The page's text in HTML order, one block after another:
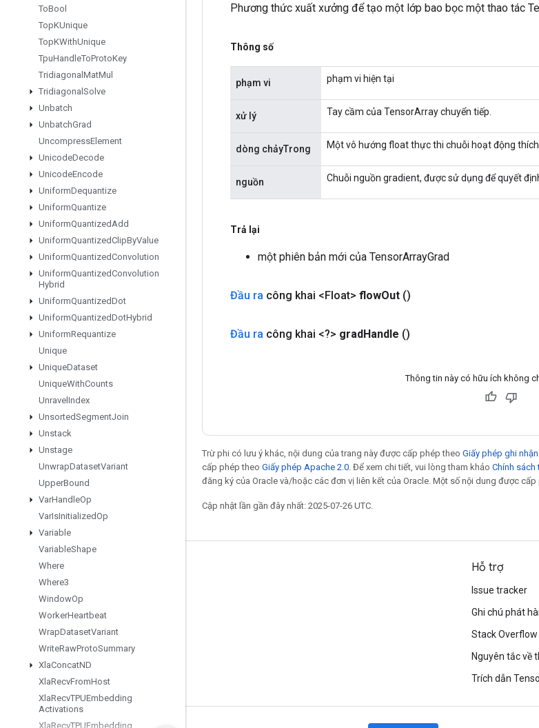
ToBool
TopKUnique
TopKWithUnique
TpuHandleToProtoKey
Tridiagonal MatMul
Tridiagonal Solve
Unbatch
UnbatchGrad
UncompressElement
UnicodeDecode
UnicodeEncode
UniformDequantize
UniformQuantize
UniformQuantizedAdd
UniformQuantizedClipByValue
UniformQuantizedConvolution
UniformQuantizedConvolution
Hybrid
UniformQuantizedDot
UniformQuantizedDotHybrid
UniformRequantize
Unique
UniqueDataset
UniqueWithCounts
Unravel Index
UnsortedSegmentJoin
Unstack
Unstage
UnwrapDatasetVariant
UpperBound
VarHandleOp
VarIsInitializedOp
Variable
VariableShape
Where
Where3
WindowOp
WorkerHeartbeat
WrapDatasetVariant
WriteRawProtoSummary
XlaConcatND
XlaRecvFromHost
XlaRecvTPUEmbedding
Activations
XlaRecvTPUEmbedding
Phương thức xuất xưởng để tạo một lớp bao bọc một thao tác
Thông số
phạm vi phạm vi hiện tại
xử lý Tay cầm của TensorArray chuyển tiếp.
dòng chảyTrong Một vô hướng float thực thi chuỗi hoạt động thích
nguồn Chuỗi nguồn gradient, được sử dụng để quyết
Trả lại
một phiên bản mới của TensorArrayGrad
Đầu ra công khai <Float> flowOut ()
Đầu ra công khai <?> gradHandle ()
Thông tin này có hữu ích không
Trừ phi có lưu ý khác, nội dung của trang này được cấp phép theo Giấy phép ghi
cấp phép theo Giấy phép Apache 2.0 . Để xem chi tiết, vui lòng tham khảo Chính sách
đăng ký của Oracle và/hoặc các đơn vị liên kết của Oracle. Một số nội dung được cấp
Cập nhật lần gần đây nhất: 2025-07-26 UTC.
Giữ liên lạc
Diễn đàn
GitHub
YouTube
Hỗ trợ
Issue tracker
Ghi chú phát
Stack Overflow
Nguyên tắc về
Trích dẫn